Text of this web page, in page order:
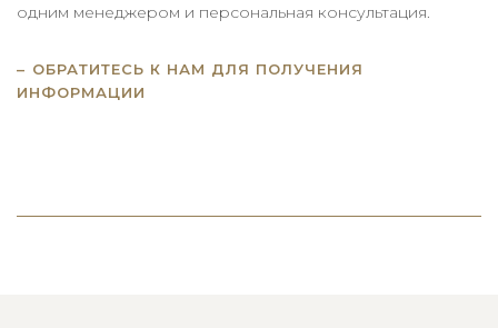
одним менеджером и персональная консультация.
ОБРАТИТЕСЬ К НАМ ДЛЯ ПОЛУЧЕНИЯ
ИНФОРМАЦИИ